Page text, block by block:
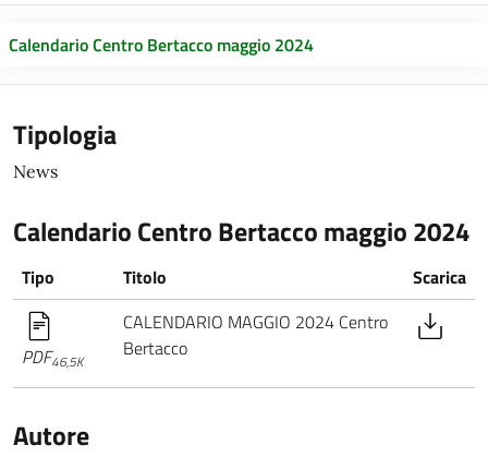
Calendario Centro Bertacco maggio 2024
Tipologia
News
Calendario Centro Bertacco maggio 2024
Tipo Titolo Scarica
PDF46,5K
CALENDARIO MAGGIO 2024 Centro
Bertacco
Autore